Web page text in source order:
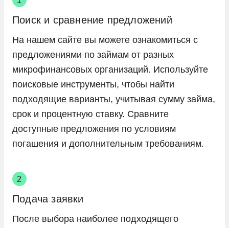
Поиск и сравнение предложений
На нашем сайте вы можете ознакомиться с
предложениями по займам от разных
микрофинансовых организаций. Используйте
поисковые инструменты, чтобы найти
подходящие варианты, учитывая сумму займа,
срок и процентную ставку. Сравните
доступные предложения по условиям
погашения и дополнительным требованиям.
Подача заявки
После выбора наиболее подходящего